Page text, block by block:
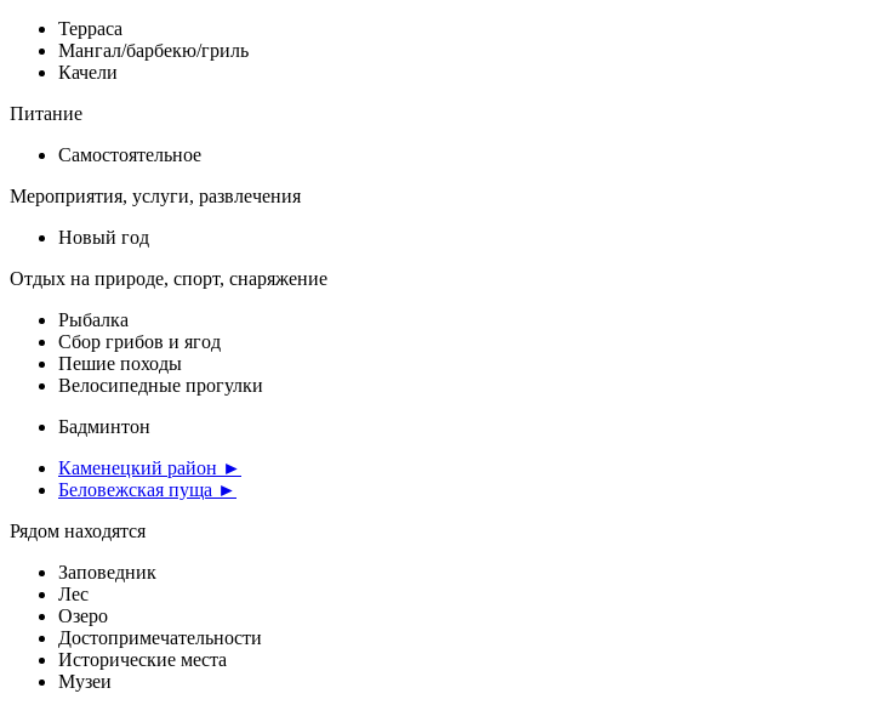
Терраса
Мангал/барбекю/гриль
Качели
Питание
Самостоятельное
Мероприятия, услуги, развлечения
Новый год
Отдых на природе, спорт, снаряжение
Рыбалка
Сбор грибов и ягод
Пешие походы
Велосипедные прогулки
Бадминтон
Каменецкий район ►
Беловежская пуща ►
Рядом находятся
Заповедник
Лес
Озеро
Достопримечательности
Исторические места
Музеи